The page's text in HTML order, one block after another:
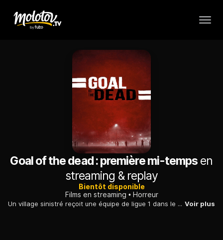
Goal of the dead : première mi-temps en
streaming & replay
Bientôt disponible
Films en streaming
Horreur
Un village sinistré reçoit une équipe de ligue 1 dans le cadre de la Coupe de France. Une maladie se répand et transforme joueurs et habitants en zombies. Voir plus